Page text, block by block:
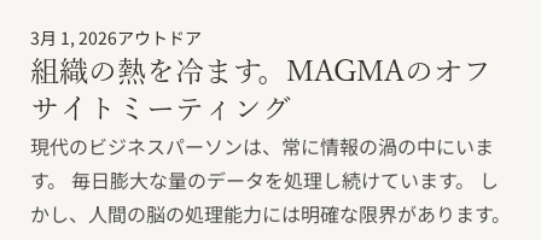
3月 1, 2026アウトドア
組織の熱を冷ます。MAGMAのオフ
サイトミーティング
現代のビジネスパーソンは、常に情報の渦の中にいま
す。 毎日膨大な量のデータを処理し続けています。 し
かし、人間の脳の処理能力には明確な限界があります。